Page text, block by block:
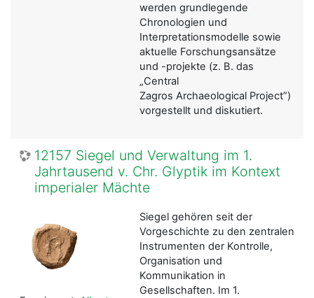
werden grundlegende
Chronologien und
Interpretationsmodelle sowie
aktuelle Forschungsansätze
und -projekte (z. B. das
„Central
Zagros Archaeological Project”)
vorgestellt und diskutiert.
12157 Siegel und Verwaltung im 1.
Jahrtausend v. Chr. Glyptik im Kontext
imperialer Mächte
Siegel gehören seit der
Vorgeschichte zu den zentralen
Instrumenten der Kontrolle,
Organisation und
Kommunikation in
Gesellschaften. Im 1.